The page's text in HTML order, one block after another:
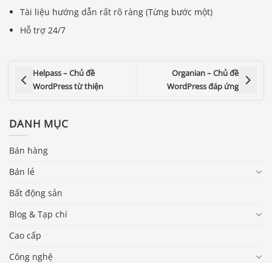
Tài liệu hướng dẫn rất rõ ràng (Từng bước một)
Hỗ trợ 24/7
Helpass – Chủ đề
WordPress từ thiện
Organian – Chủ đề
WordPress đáp ứng
DANH MỤC
Bán hàng
Bán lẻ
Bất động sản
Blog & Tạp chí
Cao cấp
Công nghệ